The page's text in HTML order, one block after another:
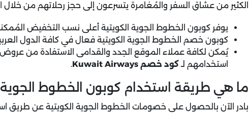
الكثير من عشاق السفر والمُغامرة يتسرعون إلى حجز رحلاتهم من خلال
يوفر كوبون الخطوط الجوية الكويتية أعلى نسب التخفيض
كوبون خصم الخطوط الجوية الكويتية فعال في كافة الدول
يُمكن لكافة عملاء الموقع الجدد والقدامى الاستفادة من عروض
استخدامهم لـكود خصم Kuwait Airways .
ما هي طريقة استخدام كوبون الخطوط الجوية
بادر الآن بالحصول على خصومات الخطوط الجوية الكويتية عن طريق